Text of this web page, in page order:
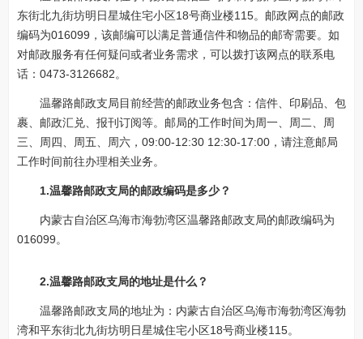
东街北九街坊明日星城住宅小区18号商业楼115。邮政网点的邮政
编码为016099，该邮编可以满足普通信件和物品的邮寄需要。如
对邮政服务有任何疑问或者业务需求，可以拨打该网点的联系电
话：0473-3126682。
温馨路邮政支局目前经营的邮政业务包含：信件、印刷品、包
裹、邮政汇兑、报刊订阅等。邮局的工作时间为周一、周二、周
三、周四、周五、周六，09:00-12:30 12:30-17:00，请注意邮局
工作时间前往办理相关业务。
1.温馨路邮政支局的邮政编码是多少？
内蒙古自治区乌海市海勃湾区温馨路邮政支局的邮政编码为
016099。
2.温馨路邮政支局的地址是什么？
温馨路邮政支局的地址为：内蒙古自治区乌海市海勃湾区海勃
湾和平东街北九街坊明日星城住宅小区18号商业楼115。